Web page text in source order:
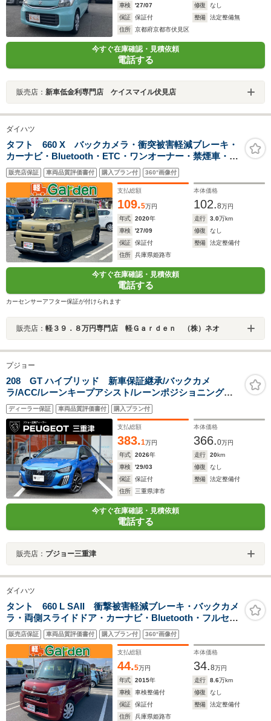
車検
'27/07 修復
なし
保証
保証付 整備
法定整備無
住所
京都府京都市伏見区
今すぐ在庫確認・見積依頼
電話する
販売店： 新車低金利専門店 ケイスマイル伏見店
ダイハツ
タフト 660 X バックカメラ・衝突被害軽減ブレーキ・
カーナビ・Bluetooth・ETC・ワンオーナー・禁煙車・フ
ルセグTV・CD/DVD再生・スマートキー&プッシュスター
ト・ベンチシート・ルームクリーニング
販売店保証 車両品質評価書付 購入プラン付 360°画像付
支払総額
109.5万円
本体価格
102.8万円
年式
2020年 走行 3.0万km
車検
'27/09 修復
なし
保証
保証付 整備
法定整備付
住所
兵庫県姫路市
今すぐ在庫確認・見積依頼
電話する
カーセンサーアフター保証が付けられます
販売店： 軽３９．８万円専門店 軽Ｇａｒｄｅｎ （株）ネオ
プジョー
208 GT ハイブリッド 新車保証継承/バックカメ
ラ/ACC/レーンキープアシスト/レーンポジショニングア
シスト/ブラインドスポットモニター/LEDヘッドライト/フ
ロント・バックソナー/アップルカープレイ/アンドロイド
オート
ディーラー保証 車両品質評価書付 購入プラン付
支払総額
383.1万円
本体価格
366.0万円
年式
2026年 走行 20km
車検
'29/03 修復
なし
保証
保証付 整備
法定整備付
住所
三重県津市
今すぐ在庫確認・見積依頼
電話する
販売店： プジョー三重津
ダイハツ
タント 660 L SAII 衝撃被害軽減ブレーキ・バックカメ
ラ・両側スライドドア・カーナビ・Bluetooth・フルセグ
TV・CD/DVD再生・禁煙車・アイドリングストップ・ベ
ンチシート・ルームクリーニング!
販売店保証 車両品質評価書付 購入プラン付 360°画像付
支払総額
44.5万円
本体価格
34.8万円
年式
2015年 走行 8.6万km
車検
車検整備付 修復
なし
保証
保証付 整備
法定整備付
住所
兵庫県姫路市